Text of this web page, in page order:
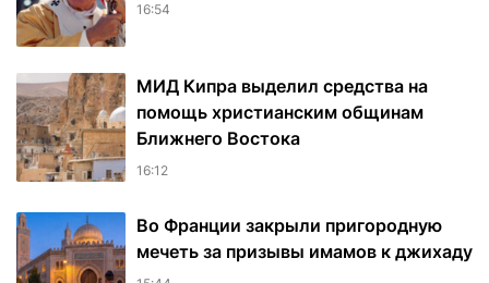
16:54
МИД Кипра выделил средства на
помощь христианским общинам
Ближнего Востока
16:12
Во Франции закрыли пригородную
мечеть за призывы имамов к джихаду